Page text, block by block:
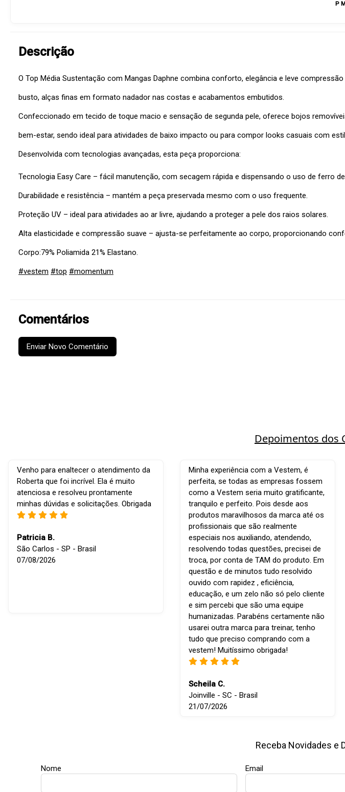
P M
Descrição
O Top Média Sustentação com Mangas Daphne combina conforto, elegância e leve
busto, alças finas em formato nadador nas costas e acabamentos embutidos.
Confeccionado em tecido de toque macio e sensação de segunda pele, oferece bojos
bem-estar, sendo ideal para atividades de baixo impacto ou para compor looks casuais com
Desenvolvida com tecnologias avançadas, esta peça proporciona:
Tecnologia Easy Care – fácil manutenção, com secagem rápida e dispensando o uso de ferro
Durabilidade e resistência – mantém a peça preservada mesmo com o uso frequente.
Proteção UV – ideal para atividades ao ar livre, ajudando a proteger a pele dos raios solares.
Alta elasticidade e compressão suave – ajusta-se perfeitamente ao corpo, proporcionando
Corpo:79% Poliamida 21% Elastano.
#vestem #top #momentum
Comentários
Enviar Novo Comentário
Depoimentos dos
Venho para enaltecer o atendimento da
Roberta que foi incrível. Ela é muito
atenciosa e resolveu prontamente
minhas dúvidas e solicitações. Obrigada
Patricia B.
São Carlos - SP - Brasil
07/08/2026
Minha experiência com a Vestem, é
perfeita, se todas as empresas fossem
como a Vestem seria muito gratificante,
tranquilo e perfeito. Pois desde aos
produtos maravilhosos da marca até os
profissionais que são realmente
especiais nos auxiliando, atendendo,
resolvendo todas questões, precisei de
troca, por conta de TAM do produto. Em
questão e de minutos tudo resolvido
ouvido com rapidez , eficiência,
educação, e um zelo não só pelo cliente
e sim percebi que são uma equipe
humanizadas. Parabéns certamente não
usarei outra marca para treinar, tenho
tudo que preciso comprando com a
vestem! Muitíssimo obrigada!
Scheila C.
Joinville - SC - Brasil
21/07/2026
Receba Novidades e
Nome Email